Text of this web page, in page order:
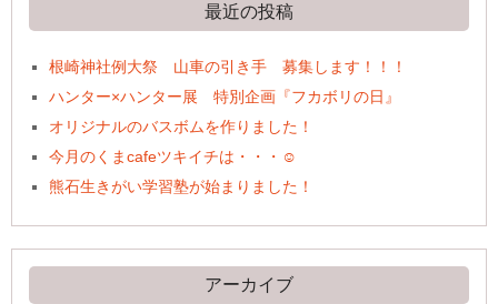
最近の投稿
根崎神社例大祭 山車の引き手 募集します！！！
ハンター×ハンター展 特別企画『フカボリの日』
オリジナルのバスボムを作りました！
今月のくまcafeツキイチは・・・☺
熊石生きがい学習塾が始まりました！
アーカイブ